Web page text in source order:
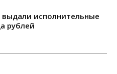
исполнительные
рублей